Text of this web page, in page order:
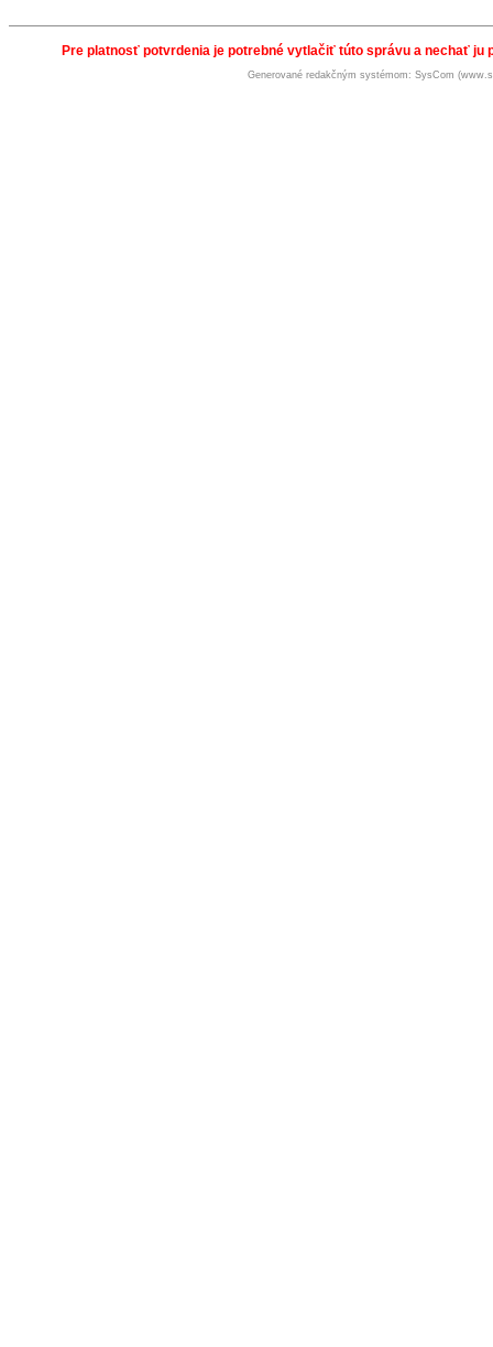
Pre platnosť potvrdenia je potrebné vytlačiť túto správu a nechať ju
Generované redakčným systémom: SysCom